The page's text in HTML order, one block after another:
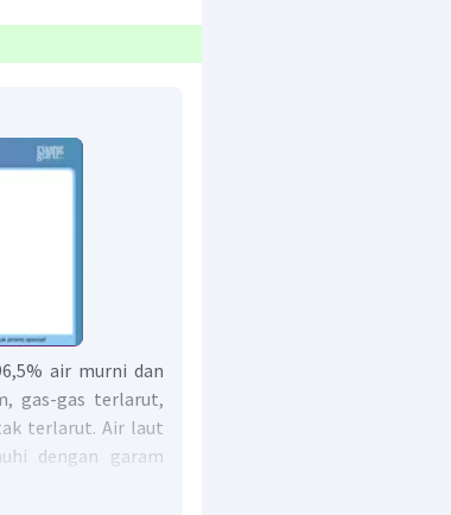
air murni dan
gas-gas terlarut,
terlarut. Air laut
dengan garam